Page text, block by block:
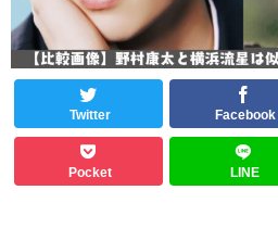
Twitter Facebook
Pocket LINE